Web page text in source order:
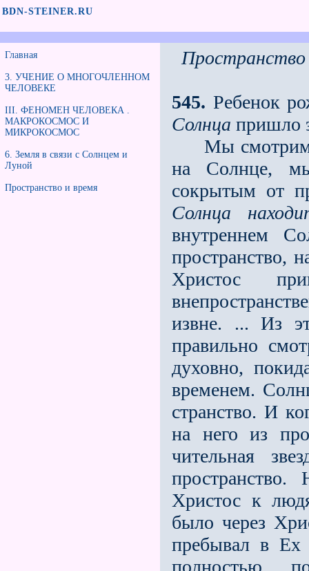
BDN-STEINER.RU
Главная
3. УЧЕНИЕ О МНОГОЧЛЕННОМ
ЧЕЛОВЕКЕ
III. ФЕНОМЕН ЧЕЛОВЕКА .
МАКРОКОСМОС И
МИКРОКОСМОС
6. Земля в связи с Солнцем и
Луной
Пространство и время
Пространство
545. Ребенок
Солнца пришло
Мы смотрим
на Солнце,
сокрытым от
Солнца
внутреннем
пространство,
Христос
извне. ... Из
правильно
духовно,
временем.
странство. И
на него из
чительная
Христос к
было через
пребывал в
полностью